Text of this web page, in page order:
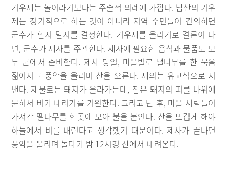
기우제는 놀이라기보다는 주술적 의례에 가깝다. 남산의 기우
제는 정기적으로 하는 것이 아니라 지역 주민들이 건의하면
군수가 할지 말지를 결정한다. 기우제를 올리기로 결론이 나
면, 군수가 제사를 주관한다. 제사에 필요한 음식과 물품도 모
두 군에서 준비한다. 제사 당일, 마을별로 땔나무를 한 묶음
짊어지고 풍악을 울리며 산을 오른다. 제의는 유교식으로 지
낸다. 제물로는 돼지가 올라가는데, 잡은 돼지의 피를 바위에
묻혀서 비가 내리기를 기원한다. 그리고 난 후, 마을 사람들이
가져간 땔나무를 한곳에 모아 불을 붙인다. 산을 뜨겁게 해야
하늘에서 비를 내린다고 생각했기 때문이다. 제사가 끝나면
풍악을 울리며 놀다가 밤 12시경 산에서 내려온다.